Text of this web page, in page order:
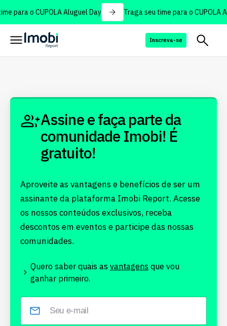
para o CUPOLA Aluguel Day Traga seu time para o CUPOLA
Inscreva-se
Assine e faça parte da
comunidade Imobi! É
gratuito!
Aproveite as vantagens e benefícios de ser um
assinante da plataforma Imobi Report. Acesse
os nossos conteúdos exclusivos, receba
descontos em eventos e participe das nossas
comunidades.
Quero saber quais as vantagens que vou
ganhar primeiro.